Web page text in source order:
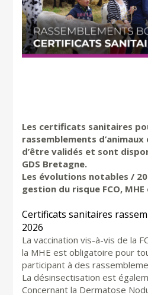
Les certificats sanitaires
rassemblements d’animaux
d’être validés et sont
GDS Bretagne.
Les évolutions notables /
gestion du risque FCO, MHE
Certificats sanitaires
2026
La vaccination vis-à-vis de la
la MHE est obligatoire pour
participant à des
La désinsectisation est
Concernant la Dermatose